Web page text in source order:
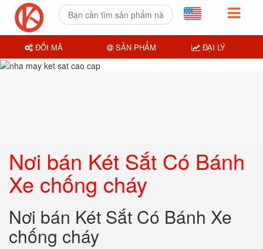
Nơi bán Két Sắt Có Bánh
Xe chống cháy
Nơi bán Két Sắt Có Bánh Xe
chống cháy
ĐỔI MÃ SẢN PHẨM ĐẠI LÝ